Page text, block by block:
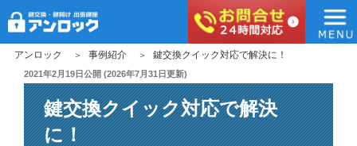
アンロック
アンロック 事例紹介 鍵交換クイック対応で解決に！
投
稿
日:
2021年2月19日公開 (2026年7月31日更新)
鍵交換クイック対応で解決
に！